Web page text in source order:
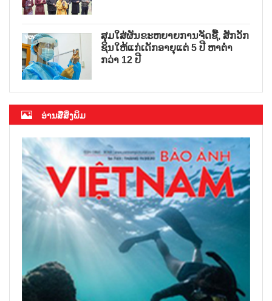
ສຸມໃສ່ຜັນຂະຫຍາຍການຈັດຊື້, ສັກວັກ
ຊິນໃຫ້ແກ່ເດັກອາຍຸແຕ່ 5 ປີ ຫາຕ່ຳ
ກວ່າ 12 ປີ
ອ່ານສື່ສິ່ງພິມ